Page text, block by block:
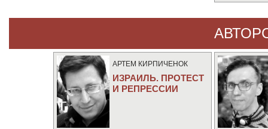
АРТЕМ КИРПИЧЕНОК
ИЗРАИЛЬ. ПРОТЕСТ
И РЕПРЕССИИ